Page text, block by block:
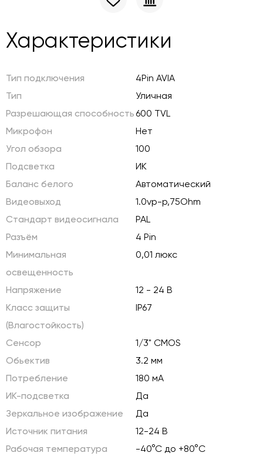
Характеристики
Тип подключения
4Pin AVIA
Тип
Уличная
Разрешающая способность 600 TVL
Микрофон
Нет
Угол обзора
100
Подсветка
ИК
Баланс белого
Автоматический
Видеовыход
1.0vp-p,75Ohm
Стандарт видеосигнала
PAL
Разъём
4 Pin
Минимальная
освещенность
0,01 люкс
Напряжение
12 - 24 В
Класс защиты
(Влагостойкость)
IP67
Сенсор
1/3" CMOS
Обьектив
3.2 мм
Потребление
180 мА
ИК-подсветка
Да
Зеркальное изображение
Да
Источник питания
12-24 В
Рабочая температура
-40°C до +80°C